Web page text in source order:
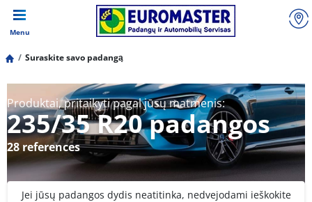
Menu
Suraskite savo padangą
Produktai, pritaikyti pagal jūsų matmenis:
235/35 R20 padangos
28 references
Jei jūsų padangos dydis neatitinka, nedvejodami ieškokite